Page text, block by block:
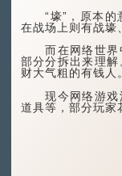
“壕”，原本的意
在战场上则有战壕
而在网络世界中
部分分拆出来理解
财大气粗的有钱人。
现今网络游戏流
道具等，部分玩家